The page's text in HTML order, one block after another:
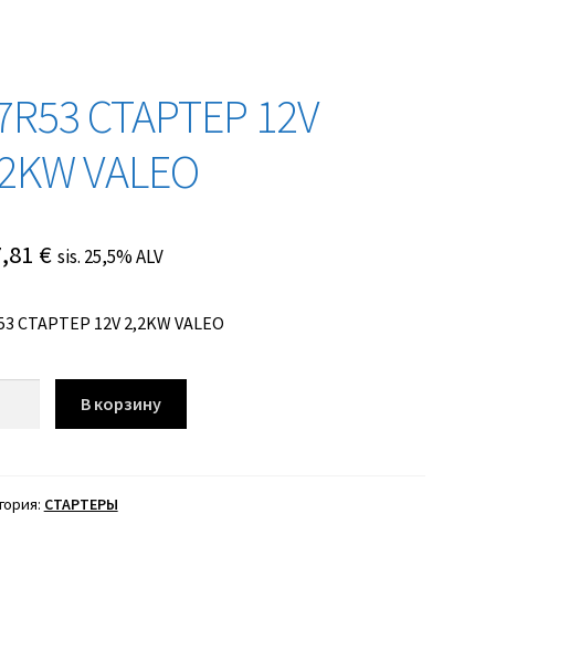
СТАРТЕР 12V
VALEO
€ sis. 25,5% ALV
СТАРТЕР 12V 2,2KW VALEO
В корзину
СТАРТЕРЫ